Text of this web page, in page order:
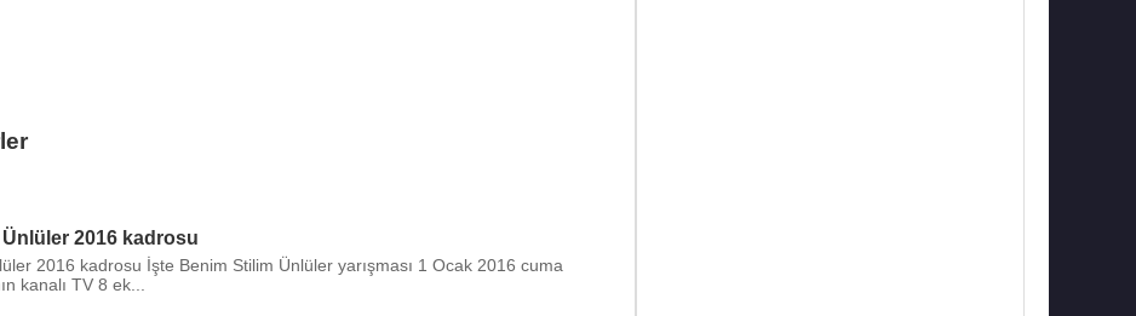
2016 kadrosu
2016 kadrosu İşte Benim Stilim Ünlüler yarışması 1 Ocak 2016 cuma
kanalı TV 8 ek...